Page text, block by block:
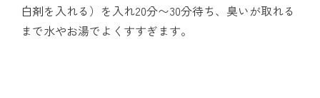
白剤を入れる）を入れ20分〜30分待ち、臭いが取れる
まで水やお湯でよくすすぎます。